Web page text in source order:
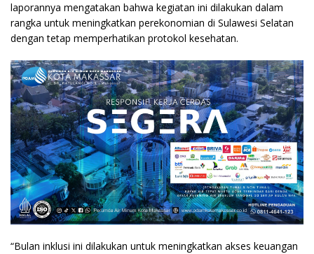
laporannya mengatakan bahwa kegiatan ini dilakukan dalam
rangka untuk meningkatkan perekonomian di Sulawesi Selatan
dengan tetap memperhatikan protokol kesehatan.
“Bulan inklusi ini dilakukan untuk meningkatkan akses keuangan